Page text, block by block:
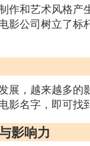
作和艺术风格
影公司树立了
展，越来越多
影名字，即可找
影响力